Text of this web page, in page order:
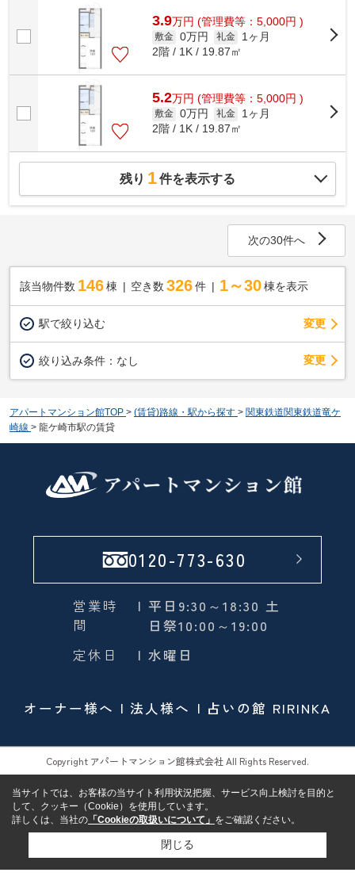
3.9万円 (管理費等：5,000円 )
敷金 0万円 礼金
1ヶ月
2階 / 1K / 19.87㎡
5.2万円 (管理費等：5,000円 )
敷金 0万円 礼金
1ヶ月
2階 / 1K / 19.87㎡
残り 1件を表示する
次の30件へ
該当物件数 146棟 空き数 326 件 1～30 棟を表示
駅で絞り込む 変更
絞り込み条件： なし 変更
アパートマンション館TOP > (賃貸)路線・駅から探す > 関東鉄道関東鉄道竜ケ
崎線 > 龍ケ崎市駅の賃貸
0120-773-630
営業時
間
| 平日9:30～18:30 土
日祭10:00～19:00
定休日
| 水曜日
オーナー様へ 法人様へ 占いの館 RIRINKA
Copyright アパートマンション館株式会社 All Rights Reserved.
当サイトでは、お客様の当サイト利用状況把握、サービス向上検討を目的と
して、クッキー（Cookie）を使用しています。
詳しくは、当社の 「Cookieの取扱いについて」 をご確認ください。
閉じる